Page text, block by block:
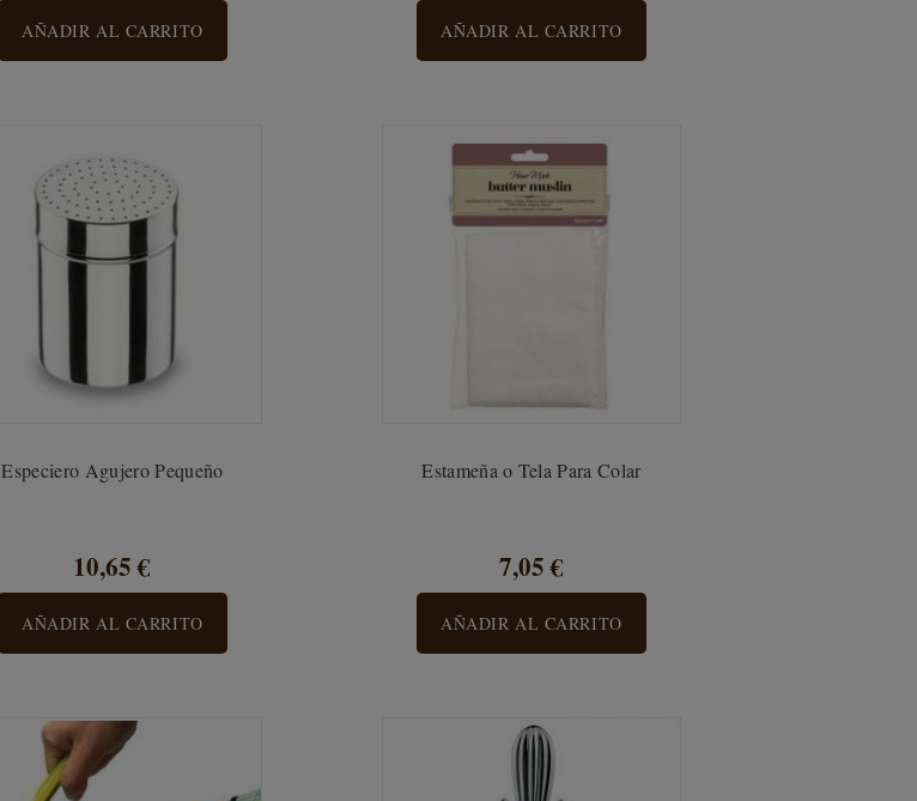
AÑADIR AL CARRITO AÑADIR AL CARRITO
Especiero Agujero Pequeño
10,65 €
AÑADIR AL CARRITO
Estameña o Tela Para Colar
7,05 €
AÑADIR AL CARRITO